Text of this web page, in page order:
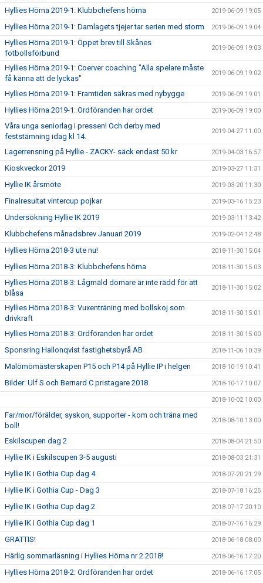
Hyllies Hörna 2019-1: Klubbchefens hörna 2019-06-09 19:05
Hyllies Hörna 2019-1: Damlagets tjejer tar serien med storm 2019-06-09 19:04
Hyllies Hörna 2019-1: Öppet brev till Skånes
fotbollsförbund
2019-06-09 19:03
Hyllies Hörna 2019-1: Coerver coaching "Alla spelare måste
få känna att de lyckas"
2019-06-09 19:02
Hyllies Hörna 2019-1: Framtiden säkras med nybygge 2019-06-09 19:01
Hyllies Hörna 2019-1: Ordföranden har ordet 2019-06-09 19:00
Våra unga seniorlag i pressen! Och derby med
feststämning idag kl 14.
2019-04-27 11:00
Lagerrensning på Hyllie - ZACKY- säck endast 50 kr 2019-04-03 16:57
Kioskveckor 2019 2019-03-27 11:31
Hyllie IK årsmöte 2019-03-20 11:30
Finalresultat vintercup pojkar 2019-03-16 15:23
Undersökning Hyllie IK 2019 2019-03-11 13:42
Klubbchefens månadsbrev Januari 2019 2019-02-04 12:48
Hyllies Hörna 2018-3 ute nu! 2018-11-30 15:04
Hyllies Hörna 2018-3: Klubbchefens hörna 2018-11-30 15:03
Hyllies Hörna 2018-3: Lågmäld domare är inte rädd för att
blåsa
2018-11-30 15:02
Hyllies Hörna 2018-3: Vuxenträning med bollskoj som
drivkraft
2018-11-30 15:01
Hyllies Hörna 2018-3: Ordföranden har ordet 2018-11-30 15:00
Sponsring Hallonqvist fastighetsbyrå AB 2018-11-06 10:39
Malömömästerskapen P15 och P14 på Hyllie IP i helgen 2018-10-19 10:41
Bilder: Ulf S och Bernard C pristagare 2018 2018-10-17 10:07
2018-10-02 10:00
Far/mor/förälder, syskon, supporter - kom och träna med
boll!
2018-08-10 13:00
Eskilscupen dag 2 2018-08-04 21:50
Hyllie IK i Eskilscupen 3-5 augusti 2018-08-03 21:31
Hyllie IK i Gothia Cup dag 4 2018-07-20 21:29
Hyllie IK i Gothia Cup - Dag 3 2018-07-18 16:25
Hyllie IK i Gothia Cup dag 2 2018-07-17 20:10
Hyllie IK i Gothia Cup dag 1 2018-07-16 16:29
GRATTIS! 2018-06-18 08:00
Härlig sommarläsning i Hyllies Hörna nr 2 2018! 2018-06-16 17:20
Hyllies Hörna 2018-2: Ordföranden har ordet 2018-06-16 17:05